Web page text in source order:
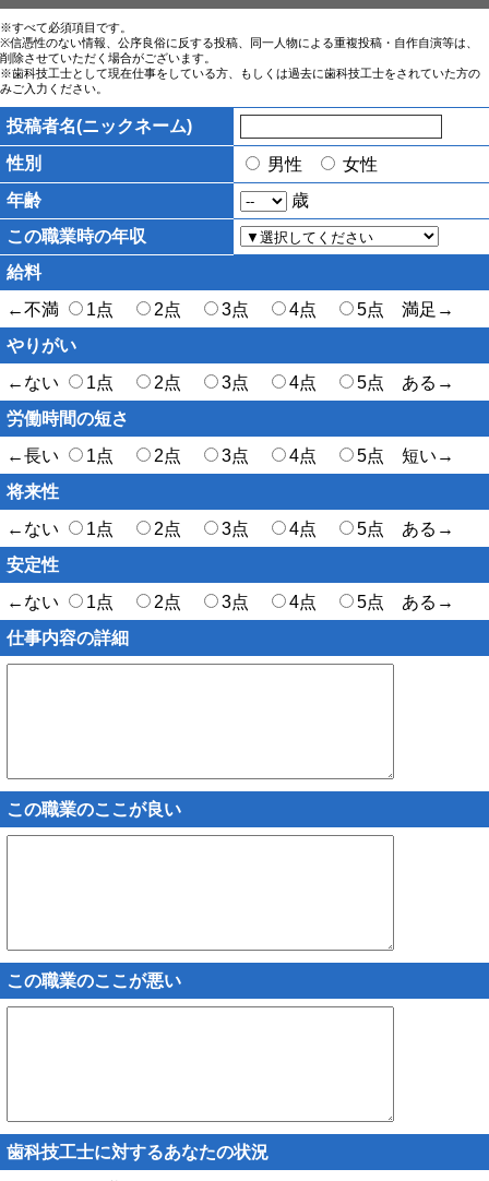
※すべて必須項目です。
※信憑性のない情報、公序良俗に反する投稿、同一人物による重複投稿・自作自演等は、
削除させていただく場合がございます。
※歯科技工士として現在仕事をしている方、もしくは過去に歯科技工士をされていた方の
みご入力ください。
投稿者名(ニックネーム)
性別
男性
女性
年齢
歳
この職業時の年収
給料
←不満
1点 2点 3点 4点
5点 満足→
やりがい
←ない
1点 2点 3点 4点
5点 ある→
労働時間の短さ
←長い
1点 2点 3点 4点
5点 短い→
将来性
←ない
1点 2点 3点 4点
5点 ある→
安定性
←ない
1点 2点 3点 4点
5点 ある→
仕事内容の詳細
この職業のここが良い
この職業のここが悪い
歯科技工士に対するあなたの状況